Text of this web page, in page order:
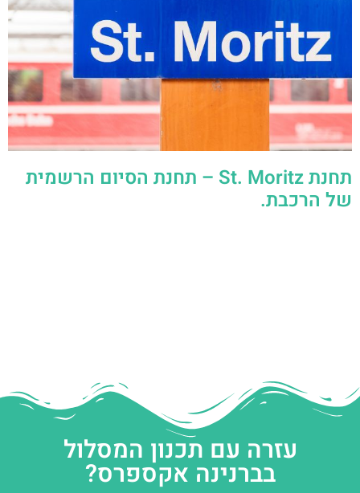
תחנת St. Moritz – תחנת הסיום הרשמית
של הרכבת.
עזרה עם תכנון המסלול
בברנינה אקספרס?